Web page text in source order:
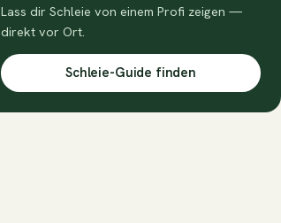
Lass dir Schleie von einem Profi zeigen —
direkt vor Ort.
Schleie-Guide finden